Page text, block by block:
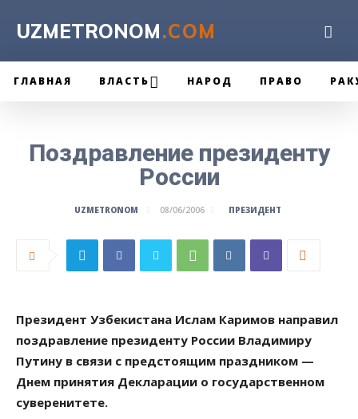
UZMETRONOM.COM
ГЛАВНАЯ ВЛАСТЬ НАРОД ПРАВО
Поздравление президенту
России
UZMETRONOM 08/06/2006 ПРЕЗИДЕНТ
Президент Узбекистана Ислам Каримов направил
поздравление президенту России Владимиру
Путину в связи с предстоящим праздником —
Днем принятия Декларации о государственном
суверенитете.